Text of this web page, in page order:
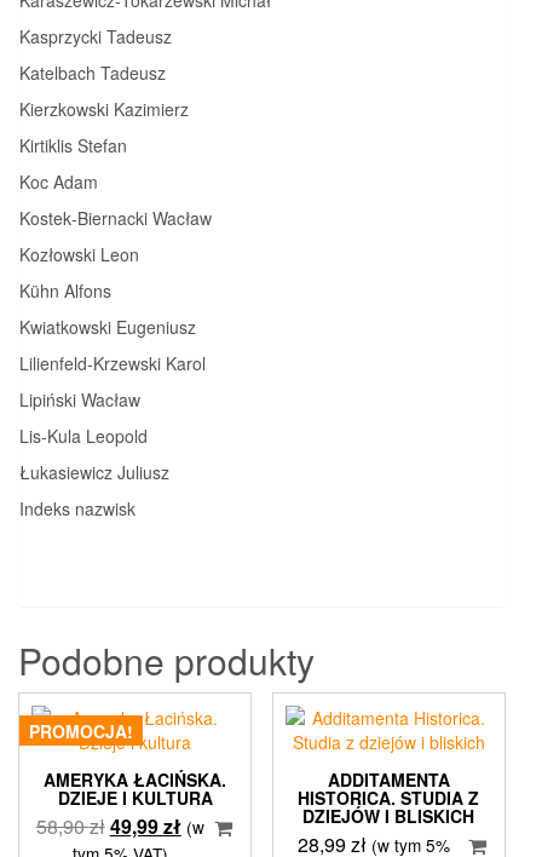
Kasprzycki Tadeusz
Katelbach Tadeusz
Kierzkowski Kazimierz
Kirtiklis Stefan
Koc Adam
Kostek‑Biernacki Wacław
Kozłowski Leon
Kühn Alfons
Kwiatkowski Eugeniusz
Lilienfeld‑Krzewski Karol
Lipiński Wacław
Lis‑Kula Leopold
Łukasiewicz Juliusz
Indeks nazwisk
Podobne produkty
PROMOCJA!
AMERYKA ŁACIŃSKA.
DZIEJE I KULTURA
58,90złPierwotna
49,99złAktualna
(w
ADDITAMENTA
HISTORICA. STUDIA Z
DZIEJÓW I BLISKICH
28,99zł (w tym 5%